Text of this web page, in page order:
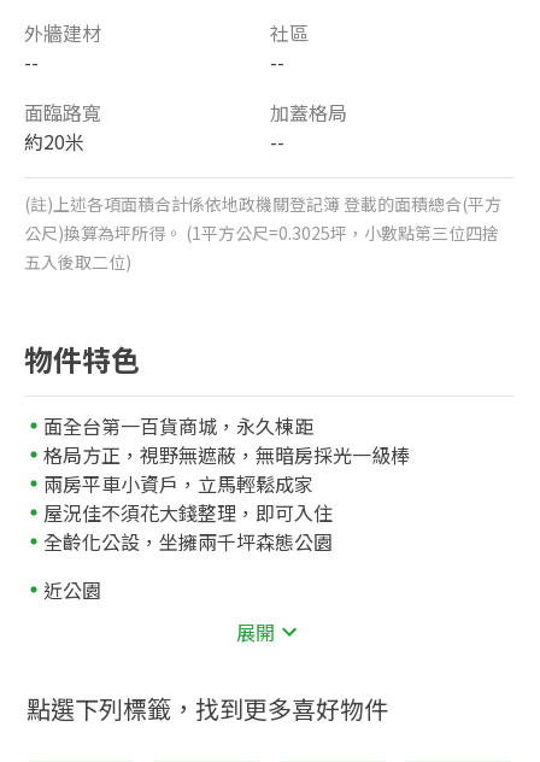
外牆建材
--
社區
--
面臨路寬
約20米
加蓋格局
--
(註)上述各項面積合計係依地政機關登記簿 登載的面積總合(平方
公尺)換算為坪所得。 (1平方公尺=0.3025坪，小數點第三位四捨
五入後取二位)
物件特色
面全台第一百貨商城，永久棟距
格局方正，視野無遮蔽，無暗房採光一級棒
兩房平車小資戶，立馬輕鬆成家
屋況佳不須花大錢整理，即可入住
全齡化公設，坐擁兩千坪森態公園
近公園
市立烏日國中1256公尺
展開
點選下列標籤，找到更多喜好物件